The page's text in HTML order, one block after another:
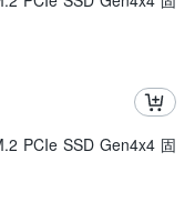
PCIe SSD Gen4x4 固